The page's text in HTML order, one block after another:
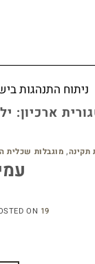
ניתוח התנהגות
ארכיון:
תקינה, מוגבלות שכלית
ON 19 בינואר 2022